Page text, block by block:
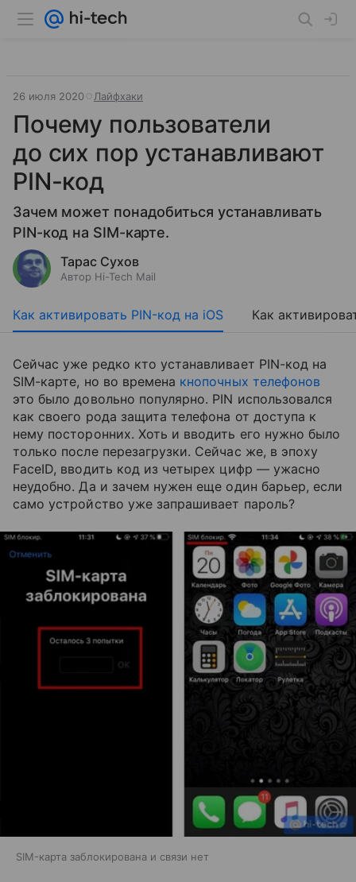
26 июля 2020 Лайфхаки
Почему пользователи
до сих пор устанавливают
PIN-код
​​​​​​​Зачем может понадобиться устанавливать
PIN-код на SIM-карте.
Тарас Сухов
Автор Hi-Tech Mail
Как активировать PIN-код на iOS Как
Сейчас уже редко кто устанавливает PIN-код на
SIM-карте, но во времена кнопочных телефонов
это было довольно популярно. PIN использовался
как своего рода защита телефона от доступа к
нему посторонних. Хоть и вводить его нужно было
только после перезагрузки. Сейчас же, в эпоху
FaceID, вводить код из четырех цифр — ужасно
неудобно. Да и зачем нужен еще один барьер, если
само устройство уже запрашивает пароль?
SIM-карта заблокирована и связи нет